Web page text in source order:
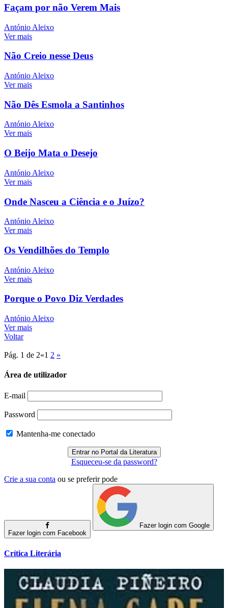
Façam por não Verem Mais
António Aleixo
Ver mais
Não Creio nesse Deus
António Aleixo
Ver mais
Não Dês Esmola a Santinhos
António Aleixo
Ver mais
O Beijo Mata o Desejo
António Aleixo
Ver mais
Onde Nasceu a Ciência e o Juízo?
António Aleixo
Ver mais
Os Vendilhões do Templo
António Aleixo
Ver mais
Porque o Povo Diz Verdades
António Aleixo
Ver mais
Voltar
Pág. 1 de 2«1 2 »
Área de utilizador
E-mail
Password
Mantenha-me conectado
Esqueceu-se da password?
Crie a sua conta ou se preferir pode
Fazer login com Facebook
Fazer login com Google
Crítica Literária